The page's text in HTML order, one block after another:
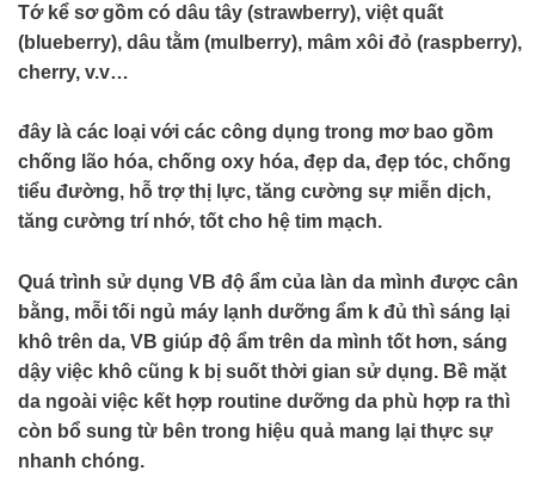
Tớ kể sơ gồm có dâu tây (strawberry), việt quất
(blueberry), dâu tằm (mulberry), mâm xôi đỏ (raspberry),
cherry, v.v…
đây là các loại với các công dụng trong mơ bao gồm
chống lão hóa, chống oxy hóa, đẹp da, đẹp tóc, chống
tiểu đường, hỗ trợ thị lực, tăng cường sự miễn dịch,
tăng cường trí nhớ, tốt cho hệ tim mạch.
Quá trình sử dụng VB độ ẩm của làn da mình được cân
bằng, mỗi tối ngủ máy lạnh dưỡng ẩm k đủ thì sáng lại
khô trên da, VB giúp độ ẩm trên da mình tốt hơn, sáng
dậy việc khô cũng k bị suốt thời gian sử dụng. Bề mặt
da ngoài việc kết hợp routine dưỡng da phù hợp ra thì
còn bổ sung từ bên trong hiệu quả mang lại thực sự
nhanh chóng.